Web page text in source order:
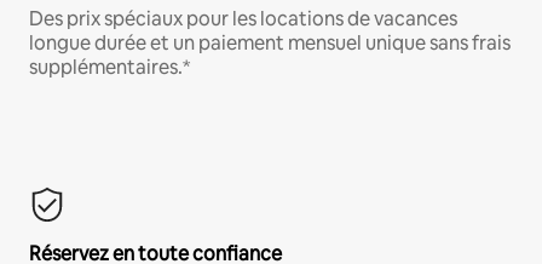
Des prix spéciaux pour les locations de vacances
longue durée et un paiement mensuel unique sans frais
supplémentaires.*
Réservez en toute confiance